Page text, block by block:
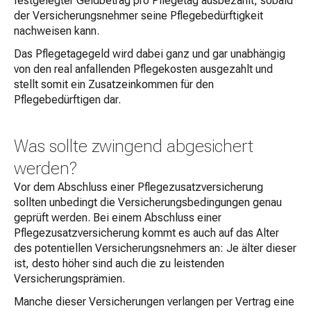
der Versicherungsnehmer seine Pflegebedürftigkeit
nachweisen kann.
Das Pflegetagegeld wird dabei ganz und gar unabhängig
von den real anfallenden Pflegekosten ausgezahlt und
stellt somit ein Zusatzeinkommen für den
Pflegebedürftigen dar.
Was sollte zwingend abgesichert
werden?
Vor dem Abschluss einer Pflegezusatzversicherung
sollten unbedingt die Versicherungsbedingungen genau
geprüft werden. Bei einem Abschluss einer
Pflegezusatzversicherung kommt es auch auf das Alter
des potentiellen Versicherungsnehmers an: Je älter dieser
ist, desto höher sind auch die zu leistenden
Versicherungsprämien.
Manche dieser Versicherungen verlangen per Vertrag eine